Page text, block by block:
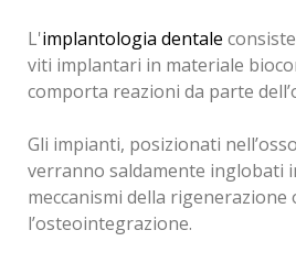
L'implantologia dentale
viti implantari in materiale
comporta reazioni da parte
Gli impianti, posizionati
verranno saldamente inglobati
meccanismi della rigenerazione
l’osteointegrazione.